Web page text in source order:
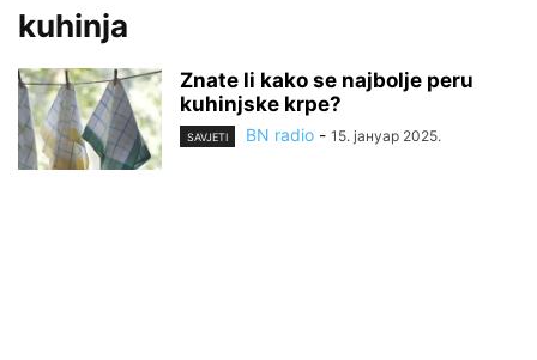
kuhinja
Znate li kako se najbolje peru
kuhinjske krpe?
SAVJETI BN radio - 15. јануар 2025.